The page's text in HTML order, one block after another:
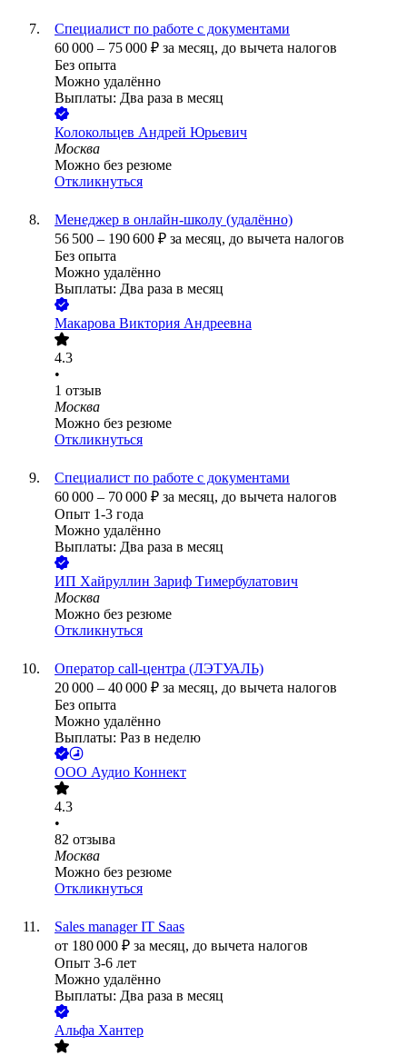
Специалист по работе с документами
60 000 – 75 000 ₽ за месяц, до вычета налогов
Без опыта
Можно удалённо
Выплаты: Два раза в месяц
Колокольцев Андрей Юрьевич
Москва
Можно без резюме
Откликнуться
Менеджер в онлайн-школу (удалённо)
56 500 – 190 600 ₽ за месяц, до вычета налогов
Без опыта
Можно удалённо
Выплаты: Два раза в месяц
Макарова Виктория Андреевна
4.3
•
1 отзыв
Москва
Можно без резюме
Откликнуться
Специалист по работе с документами
60 000 – 70 000 ₽ за месяц, до вычета налогов
Опыт 1-3 года
Можно удалённо
Выплаты: Два раза в месяц
ИП Хайруллин Зариф Тимербулатович
Москва
Можно без резюме
Откликнуться
Оператор call-центра (ЛЭТУАЛЬ)
20 000 – 40 000 ₽ за месяц, до вычета налогов
Без опыта
Можно удалённо
Выплаты: Раз в неделю
ООО Аудио Коннект
4.3
•
82 отзыва
Москва
Можно без резюме
Откликнуться
Sales manager IT Saas
от 180 000 ₽ за месяц, до вычета налогов
Опыт 3-6 лет
Можно удалённо
Выплаты: Два раза в месяц
Альфа Хантер